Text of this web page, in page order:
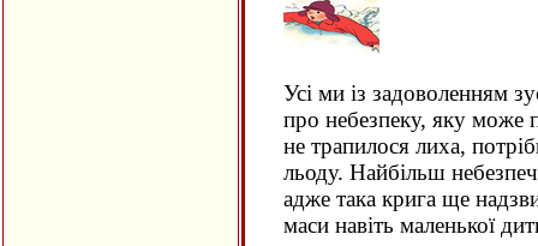
Усі ми із задоволенням
про небезпеку, яку може
не трапилося лиха,
льоду. Найбільш
адже така крига ще
маси навіть маленької